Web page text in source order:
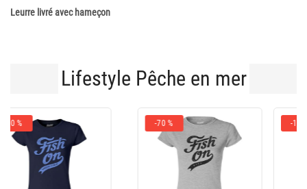
Leurre livré avec hameçon
Lifestyle Pêche en mer
-10 %